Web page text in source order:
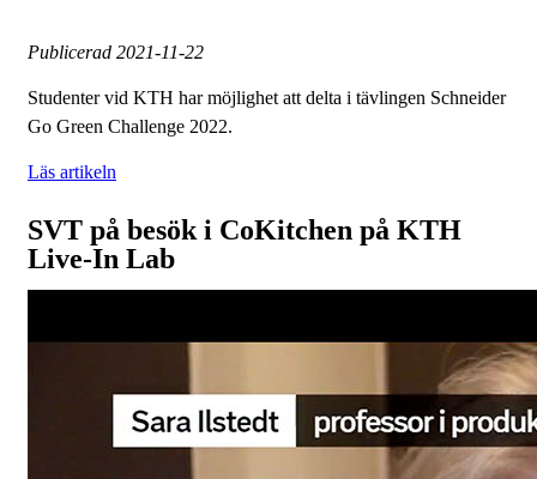
Publicerad 2021-11-22
Studenter vid KTH har möjlighet att delta i tävlingen Schneider
Go Green Challenge 2022.
Läs artikeln
SVT på besök i CoKitchen på KTH
Live-In Lab